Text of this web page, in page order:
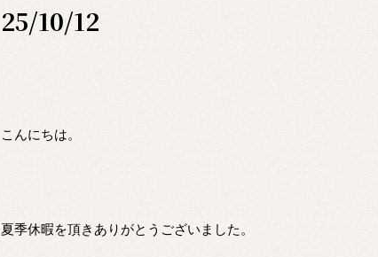
25/10/12
こんにちは。
夏季休暇を頂きありがとうございました。